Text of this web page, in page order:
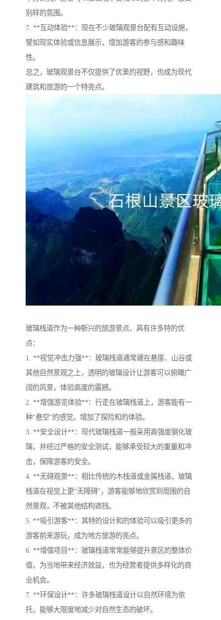
别样的氛围。
7. **互动体验**：现在不少玻璃观景台配有互动设施，
譬如现实体验或信息展示，增加游客的参与感和趣味
性。
总之，玻璃观景台不仅提供了优美的视野，也成为现代
建筑和旅游的一个特亮点。
玻璃栈道作为一种新兴的旅游景点，具有许多特的优
点：
1. **视觉冲击力强**：玻璃栈道通常建在悬崖、山谷或
其他自然景观之上，透明的玻璃设计让游客可以俯瞰广
阔的风景，体验高度的震撼。
2. **增强游览体验**：行走在玻璃栈道上，游客能有一
种"悬空"的感觉，增加了探险和的体验。
3. **安全设计**：现代玻璃栈道一般采用高强度钢化玻
璃，并经过严格的安全测试，能够承受较大的重量和冲
击，保障游客的安全。
4. **无碍观景**：相比传统的木栈道或金属栈道，玻璃
栈道在视觉上更“无障碍”，游客能够地欣赏到周围的自
然景观，不被其他结构遮挡。
5. **吸引游客**：其特的设计和的体验可以吸引更多的
游客前来游玩，成为地方旅游的亮点。
6. **增值项目**：玻璃栈道常常能够提升景区的整体价
值，为当地带来经济效益，也为经营者提供多样化的商
业机会。
7. **环保设计**：许多玻璃栈道设计以自然环境为依
托，能够大限度地减少对自然生态的破坏。